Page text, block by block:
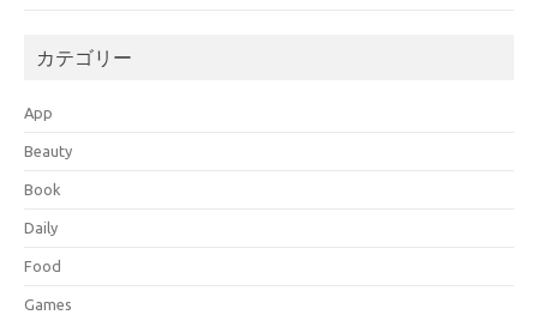
カテゴリー
App
Beauty
Book
Daily
Food
Games